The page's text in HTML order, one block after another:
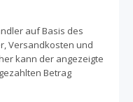
auf Basis des
Versandkosten und
kann der angezeigte
Betrag